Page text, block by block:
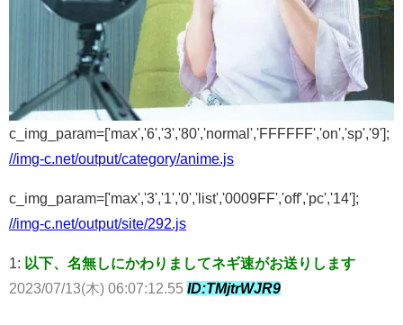
c_img_param=['max','6','3','80','normal','FFFFFF','on','sp','9'];
//img-c.net/output/category/anime.js
c_img_param=['max','3','1','0','list','0009FF','off','pc','14'];
//img-c.net/output/site/292.js
1: 以下、名無しにかわりましてネギ速がお送りします
2023/07/13(木) 06:07:12.55 ID:TMjtrWJR9